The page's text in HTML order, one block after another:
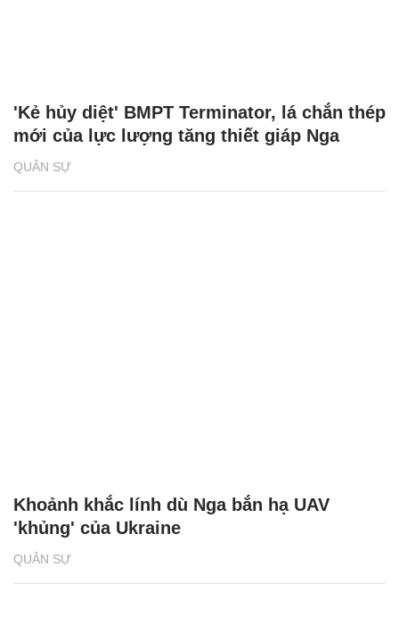
QUÂN SỰ
'Kẻ hủy diệt' BMPT Terminator, lá chắn thép
mới của lực lượng tăng thiết giáp Nga
QUÂN SỰ
Khoảnh khắc lính dù Nga bắn hạ UAV
'khủng' của Ukraine